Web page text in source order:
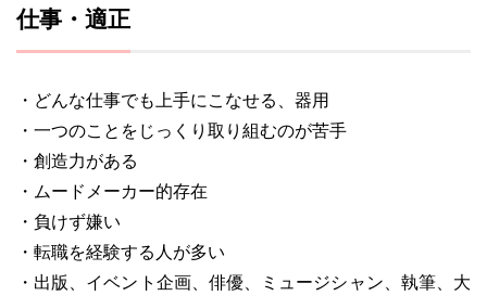
仕事・適正
・どんな仕事でも上手にこなせる、器用
・一つのことをじっくり取り組むのが苦手
・創造力がある
・ムードメーカー的存在
・負けず嫌い
・転職を経験する人が多い
・出版、イベント企画、俳優、ミュージシャン、執筆、大